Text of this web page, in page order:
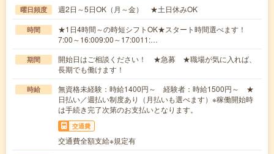
曜日頻度 週2日～5日OK（月～金） ★土日休みOK
時間
★1日4時間～の時短シフトOK★スタート時間選べます！
7:00～16:009:00～17:0011:…
期間
開始日はご相談ください！ ★急募 ★職場が気に入れば、
長期でも働けます！
時給
無資格未経験：時給1400円～ 経験者：時給1500円～ ★
日払い／週払い制度あり（月払いも選べます）※稼働開始時
は手続き完了次第のお支払いとなります。
交通費
交通費全額支給※規定有